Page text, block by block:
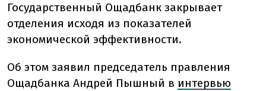
Государственный Ощадбанк закрывает
отделения исходя из показателей
экономической эффективности.
Об этом заявил председатель правления
Ощадбанка Андрей Пышный в интервью